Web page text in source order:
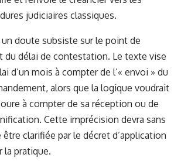
judiciaires classiques.
un doute subsiste sur le point de
du délai de contestation. Le texte vise
d’un mois à compter de l’« envoi » du
alors que la logique voudrait
à compter de sa réception ou de
Cette imprécision devra sans
clarifiée par le décret d’application
la pratique.